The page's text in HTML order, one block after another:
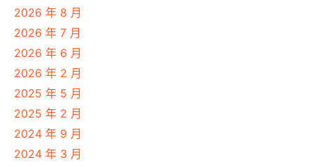
2026 年 8 月
2026 年 7 月
2026 年 6 月
2026 年 2 月
2025 年 5 月
2025 年 2 月
2024 年 9 月
2024 年 3 月